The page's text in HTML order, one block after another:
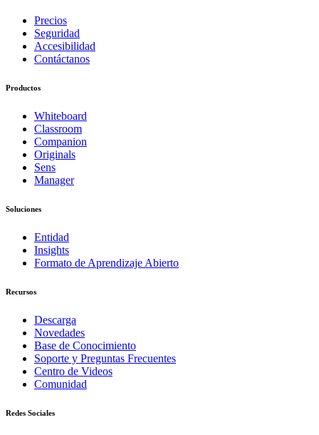
Precios
Seguridad
Accesibilidad
Contáctanos
Productos
Whiteboard
Classroom
Companion
Originals
Sens
Manager
Soluciones
Entidad
Insights
Formato de Aprendizaje Abierto
Recursos
Descarga
Novedades
Base de Conocimiento
Soporte y Preguntas Frecuentes
Centro de Videos
Comunidad
Redes Sociales